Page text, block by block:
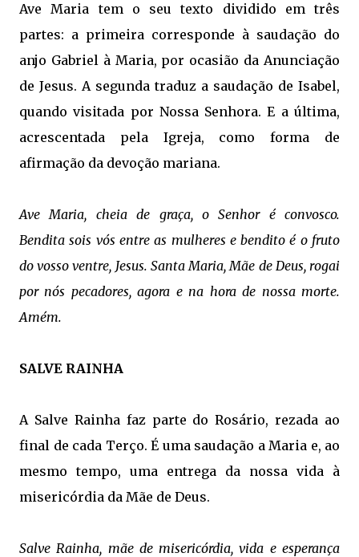
Ave Maria tem o seu texto dividido em três
partes: a primeira corresponde à saudação do
anjo Gabriel à Maria, por ocasião da Anunciação
de Jesus. A segunda traduz a saudação de Isabel,
quando visitada por Nossa Senhora. E a última,
acrescentada pela Igreja, como forma de
afirmação da devoção mariana.
Ave Maria, cheia de graça, o Senhor é convosco.
Bendita sois vós entre as mulheres e bendito é o fruto
do vosso ventre, Jesus. Santa Maria, Mãe de Deus, rogai
por nós pecadores, agora e na hora de nossa morte.
Amém.
SALVE RAINHA
A Salve Rainha faz parte do Rosário, rezada ao
final de cada Terço. É uma saudação a Maria e, ao
mesmo tempo, uma entrega da nossa vida à
misericórdia da Mãe de Deus.
Salve Rainha, mãe de misericórdia, vida e esperança